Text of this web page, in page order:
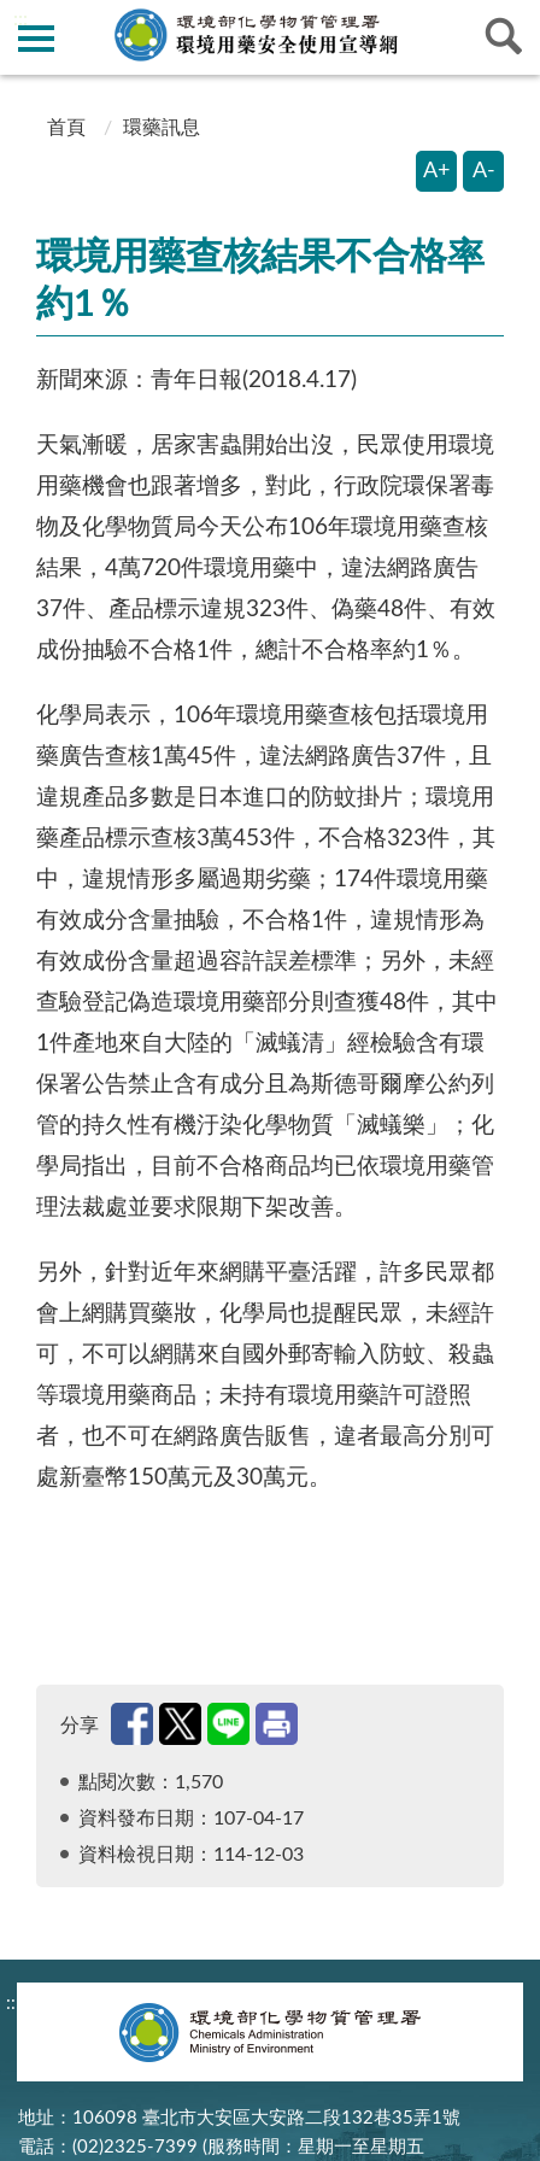
:::
:::
首頁 環藥訊息
A+ A-
環境用藥查核結果不合格率
約1％
新聞來源：青年日報(2018.4.17)
天氣漸暖，居家害蟲開始出沒，民眾使用環境
用藥機會也跟著增多，對此，行政院環保署毒
物及化學物質局今天公布106年環境用藥查核
結果，4萬720件環境用藥中，違法網路廣告
37件、產品標示違規323件、偽藥48件、有效
成份抽驗不合格1件，總計不合格率約1％。
化學局表示，106年環境用藥查核包括環境用
藥廣告查核1萬45件，違法網路廣告37件，且
違規產品多數是日本進口的防蚊掛片；環境用
藥產品標示查核3萬453件，不合格323件，其
中，違規情形多屬過期劣藥；174件環境用藥
有效成分含量抽驗，不合格1件，違規情形為
有效成份含量超過容許誤差標準；另外，未經
查驗登記偽造環境用藥部分則查獲48件，其中
1件產地來自大陸的「滅蟻清」經檢驗含有環
保署公告禁止含有成分且為斯德哥爾摩公約列
管的持久性有機汙染化學物質「滅蟻樂」；化
學局指出，目前不合格商品均已依環境用藥管
理法裁處並要求限期下架改善。
另外，針對近年來網購平臺活躍，許多民眾都
會上網購買藥妝，化學局也提醒民眾，未經許
可，不可以網購來自國外郵寄輸入防蚊、殺蟲
等環境用藥商品；未持有環境用藥許可證照
者，也不可在網路廣告販售，違者最高分別可
處新臺幣150萬元及30萬元。
分享
點閱次數：1,570
資料發布日期：107-04-17
資料檢視日期：114-12-03
:::
地址：106098 臺北市大安區大安路二段132巷35弄1號
電話：(02)2325-7399 (服務時間：星期一至星期五